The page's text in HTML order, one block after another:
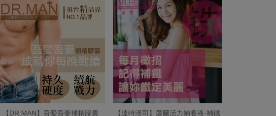
【DR.MAN】吾愛吾妻補精膠囊 【達特漢司】愛爾活力補養液-補鐵